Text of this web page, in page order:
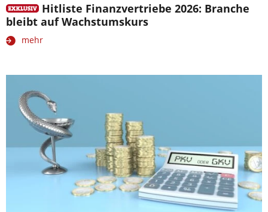
Hitliste Finanzvertriebe 2026: Branche
bleibt auf Wachstumskurs
mehr